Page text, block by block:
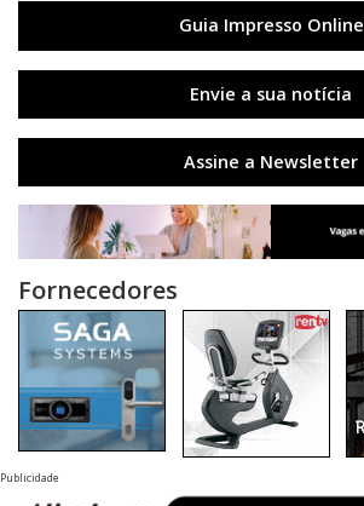
Guia Impresso Online
Envie a sua notícia
Assine a Newsletter
Fornecedores
Publicidade